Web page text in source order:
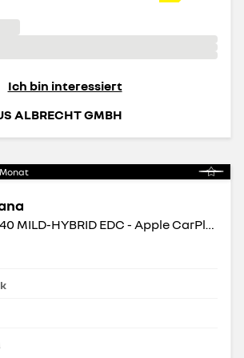
Ich bin interessiert
ALBRECHT GMBH
Monat
TECHNO TCe 140 MILD-HYBRID EDC - Apple CarPlay BT